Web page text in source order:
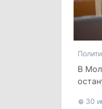
В
30